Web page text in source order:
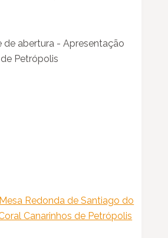
de abertura - Apresentação
Petrópolis
Redonda de Santiago do
Canarinhos de Petrópolis